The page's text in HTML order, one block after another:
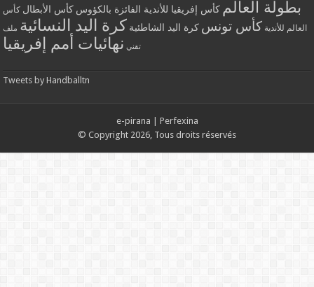
بطولة العالم كأس إفريقيا للأندية الفائزة بالكؤوس كأس الأبطال كأس
العالم للأندية كأس تونس كرة اليد الشاطئية كرة اليد النسائية ملف
تقني نهائيات أمم إفريقيا
Tweets by Handballtn
e-pirana | Perfexina
© Copyright 2026, Tous droits réservés